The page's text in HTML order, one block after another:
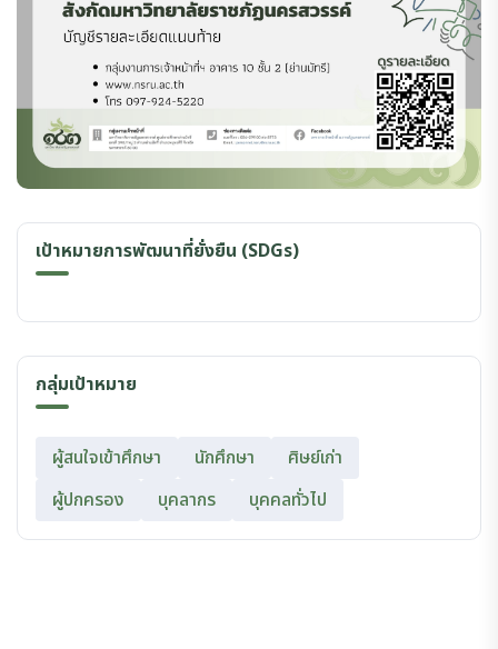
เป้าหมายการพัฒนาที่ยั่งยืน (SDGs)
กลุ่มเป้าหมาย
ผู้สนใจเข้าศึกษา นักศึกษา
ศิษย์เก่า
ผู้ปกครอง
บุคลากร บุคคลทั่วไป